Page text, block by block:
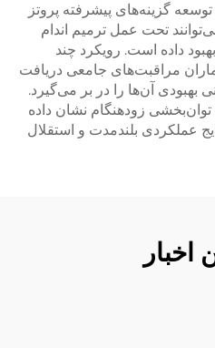
گزینه‌های پیشرفته پروتز
تحت عمل ترمیم اندام
داده است. رویکرد چند
مراقبت‌های جامعی دریافت
بهبودی آن‌ها را در بر می‌گیرد.
توان‌بخشی زودهنگام نشان داده
عملکردی بلندمدت و استقلال
اخبار